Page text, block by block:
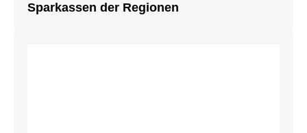
Sparkassen der Regionen